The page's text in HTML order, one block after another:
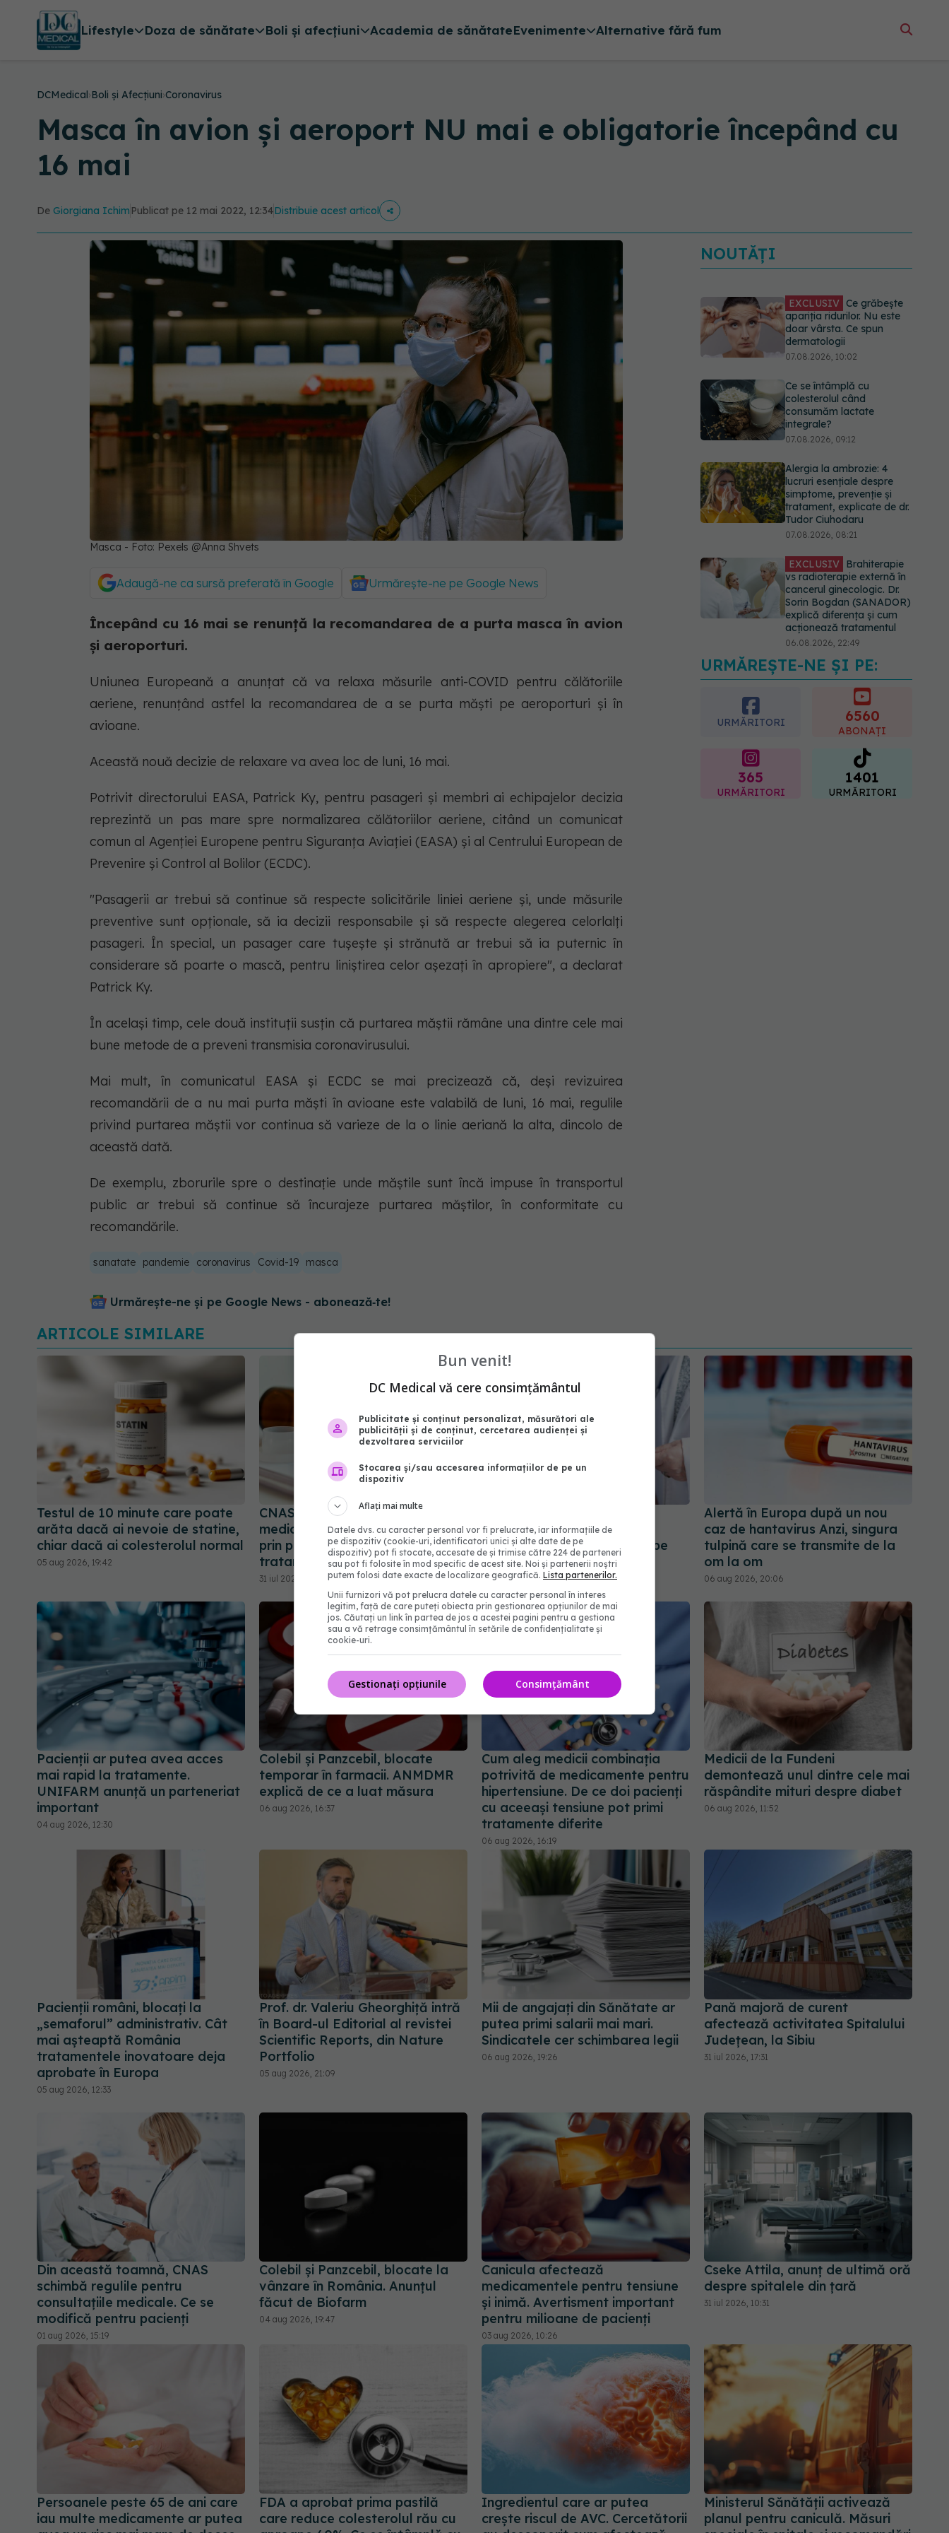
Lifestyle Doza de sănătate Boli și afecțiuni Academia de sănătateEvenimente Alternative fără fum
DCMedical›Boli și Afecțiuni›Coronavirus
Masca în avion și aeroport NU mai e obligatorie începând cu
16 mai
De Giorgiana Ichim Publicat pe 12 mai 2022, 12:34Distribuie acest articol
Masca - Foto: Pexels @Anna Shvets
Adaugă-ne ca sursă preferată în Google Urmărește-ne pe Google News
Începând cu 16 mai se renunță la recomandarea de a purta masca în avion
și aeroporturi.
Uniunea Europeană a anunţat că va relaxa măsurile anti-COVID pentru călătoriile
aeriene, renunţând astfel la recomandarea de a se purta măşti pe aeroporturi şi în
avioane.
Această nouă decizie de relaxare va avea loc de luni, 16 mai.
Potrivit directorului EASA, Patrick Ky, pentru pasageri şi membri ai echipajelor decizia
reprezintă un pas mare spre normalizarea călătoriilor aeriene, citând un comunicat
comun al Agenţiei Europene pentru Siguranţa Aviaţiei (EASA) şi al Centrului European de
Prevenire şi Control al Bolilor (ECDC).
"Pasagerii ar trebui să continue să respecte solicitările liniei aeriene şi, unde măsurile
preventive sunt opţionale, să ia decizii responsabile şi să respecte alegerea celorlalţi
pasageri. În special, un pasager care tuşeşte şi strănută ar trebui să ia puternic în
considerare să poarte o mască, pentru liniştirea celor aşezaţi în apropiere", a declarat
Patrick Ky.
În acelaşi timp, cele două instituții susţin că purtarea măştii rămâne una dintre cele mai
bune metode de a preveni transmisia coronavirusului.
Mai mult, în comunicatul EASA şi ECDC se mai precizează că, deşi revizuirea
recomandării de a nu mai purta măşti în avioane este valabilă de luni, 16 mai, regulile
privind purtarea măştii vor continua să varieze de la o linie aeriană la alta, dincolo de
această dată.
De exemplu, zborurile spre o destinaţie unde măştile sunt încă impuse în transportul
public ar trebui să continue să încurajeze purtarea măştilor, în conformitate cu
recomandările.
sanatate pandemie coronavirus Covid-19 masca
Urmărește-ne și pe Google News - abonează‑te!
NOUTĂȚI
EXCLUSIV Ce grăbește
apariția ridurilor. Nu este
doar vârsta. Ce spun
dermatologii
07.08.2026, 10:02
Ce se întâmplă cu
colesterolul când
consumăm lactate
integrale?
07.08.2026, 09:12
Alergia la ambrozie: 4
lucruri esențiale despre
simptome, prevenție și
tratament, explicate de dr.
Tudor Ciuhodaru
07.08.2026, 08:21
EXCLUSIV Brahiterapie
vs radioterapie externă în
cancerul ginecologic. Dr.
Sorin Bogdan (SANADOR)
explică diferența și cum
acționează tratamentul
06.08.2026, 22:49
Ashwagandha: 4 efecte
adverse potențial grave
URMĂREȘTE-NE ȘI PE:
URMĂRITORI 6560
ABONAȚI
365
URMĂRITORI
1401
URMĂRITORI
ARTICOLE SIMILARE
Testul de 10 minute care poate
arăta dacă ai nevoie de statine,
chiar dacă ai colesterolul normal
05 aug 2026, 19:42
CNAS schimbă lista
medicamentelor compensate
prin programele naționale. Ce
tratamente noi intră din august
31 iul 2026, 13:56
Drepturile pe care le ai prin
CNAS și serviciile medicale pe
care le poți primi
02 aug 2026, 21:18
Alertă în Europa după un nou
caz de hantavirus Anzi, singura
tulpină care se transmite de la
om la om
06 aug 2026, 20:06
Pacienții ar putea avea acces
mai rapid la tratamente.
UNIFARM anunță un parteneriat
important
04 aug 2026, 12:30
Colebil și Panzcebil, blocate
temporar în farmacii. ANMDMR
explică de ce a luat măsura
06 aug 2026, 16:37
Cum aleg medicii combinația
potrivită de medicamente pentru
hipertensiune. De ce doi pacienți
cu aceeași tensiune pot primi
tratamente diferite
06 aug 2026, 16:19
Medicii de la Fundeni
demontează unul dintre cele mai
răspândite mituri despre diabet
06 aug 2026, 11:52
Pacienții români, blocați la
„semaforul” administrativ. Cât
mai așteaptă România
tratamentele inovatoare deja
aprobate în Europa
05 aug 2026, 12:33
Prof. dr. Valeriu Gheorghiță intră
în Board-ul Editorial al revistei
Scientific Reports, din Nature
Portfolio
05 aug 2026, 21:09
Mii de angajați din Sănătate ar
putea primi salarii mai mari.
Sindicatele cer schimbarea legii
06 aug 2026, 19:26
Pană majoră de curent
afectează activitatea Spitalului
Județean, la Sibiu
31 iul 2026, 17:31
Din această toamnă, CNAS
schimbă regulile pentru
consultațiile medicale. Ce se
modifică pentru pacienți
01 aug 2026, 15:19
Colebil și Panzcebil, blocate la
vânzare în România. Anunțul
făcut de Biofarm
04 aug 2026, 19:47
Canicula afectează
medicamentele pentru tensiune
și inimă. Avertisment important
pentru milioane de pacienți
03 aug 2026, 10:26
Cseke Attila, anunț de ultimă oră
despre spitalele din țară
31 iul 2026, 10:31
Persoanele peste 65 de ani care
iau multe medicamente ar putea
FDA a aprobat prima pastilă
care reduce colesterolul rău cu
Ingredientul care ar putea
crește riscul de AVC. Cercetătorii
Ministerul Sănătății activează
planul pentru caniculă. Măsuri
Bun venit!
DC Medical vă cere consimțământul
Publicitate și conținut personalizat, măsurători ale
publicității și de conținut, cercetarea audienței și
dezvoltarea serviciilor
Stocarea și/sau accesarea informațiilor de pe un
dispozitiv
Aflați mai multe
Datele dvs. cu caracter personal vor fi prelucrate, iar informațiile de
pe dispozitiv (cookie-uri, identificatori unici și alte date de pe
dispozitiv) pot fi stocate, accesate de și trimise către 224 de parteneri
sau pot fi folosite în mod specific de acest site. Noi și partenerii noștri
putem folosi date exacte de localizare geografică. Lista partenerilor.
Unii furnizori vă pot prelucra datele cu caracter personal în interes
legitim, față de care puteți obiecta prin gestionarea opțiunilor de mai
jos. Căutați un link în partea de jos a acestei pagini pentru a gestiona
sau a vă retrage consimțământul în setările de confidențialitate și
cookie-uri.
Consimțământ
Gestionați opțiunile